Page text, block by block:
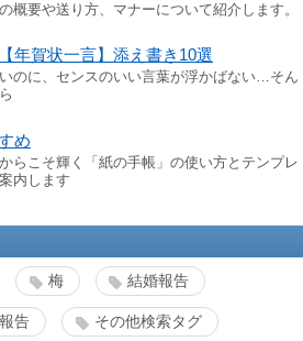
概要や送り方、マナーについて紹介します。
年賀状一言】添え書き10選
のに、センスのいい言葉が浮かばない…そん
め
らこそ輝く「紙の手帳」の使い方とテンプレ
内します
梅 結婚報告
告 その他検索タグ